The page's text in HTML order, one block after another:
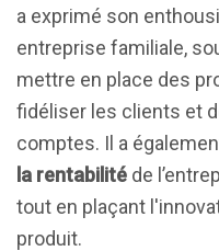
a exprimé son
entreprise familiale,
mettre en place des
fidéliser les clients et
comptes. Il a
la rentabilité de
tout en plaçant
produit.